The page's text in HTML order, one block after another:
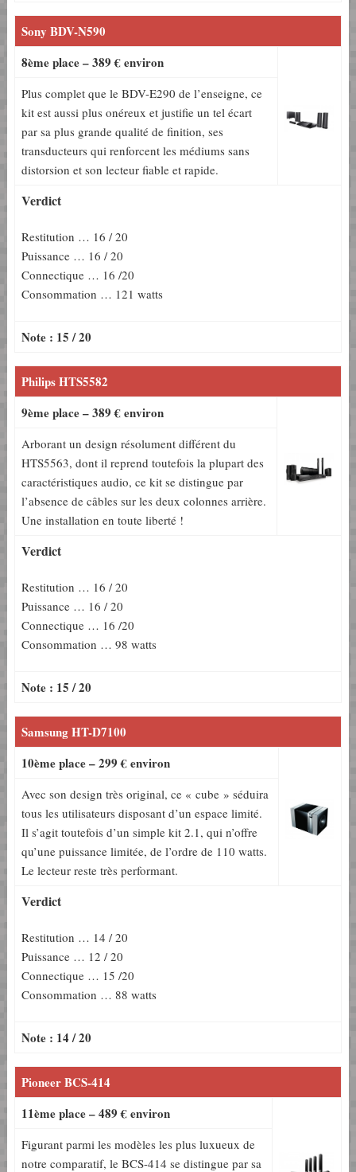
Sony BDV-N590
8ème place – 389 € environ
Plus complet que le BDV-E290 de l’enseigne, ce
kit est aussi plus onéreux et justifie un tel écart
par sa plus grande qualité de finition, ses
transducteurs qui renforcent les médiums sans
distorsion et son lecteur fiable et rapide.
Verdict
Restitution … 16 / 20
Puissance … 16 / 20
Connectique … 16 /20
Consommation … 121 watts
Note : 15 / 20
Philips HTS5582
9ème place – 389 € environ
Arborant un design résolument différent du
HTS5563, dont il reprend toutefois la plupart des
caractéristiques audio, ce kit se distingue par
l’absence de câbles sur les deux colonnes arrière.
Une installation en toute liberté !
Verdict
Restitution … 16 / 20
Puissance … 16 / 20
Connectique … 16 /20
Consommation … 98 watts
Note : 15 / 20
Samsung HT-D7100
10ème place – 299 € environ
Avec son design très original, ce « cube » séduira
tous les utilisateurs disposant d’un espace limité.
Il s’agit toutefois d’un simple kit 2.1, qui n’offre
qu’une puissance limitée, de l’ordre de 110 watts.
Le lecteur reste très performant.
Verdict
Restitution … 14 / 20
Puissance … 12 / 20
Connectique … 15 /20
Consommation … 88 watts
Note : 14 / 20
Pioneer BCS-414
11ème place – 489 € environ
Figurant parmi les modèles les plus luxueux de
notre comparatif, le BCS-414 se distingue par sa